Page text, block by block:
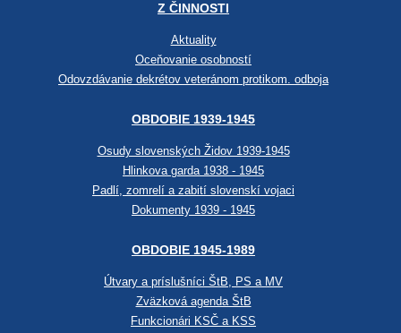
Z ČINNOSTI
Aktuality
Oceňovanie osobností
Odovzdávanie dekrétov veteránom protikom. odboja
OBDOBIE 1939-1945
Osudy slovenských Židov 1939-1945
Hlinkova garda 1938 - 1945
Padlí, zomrelí a zabití slovenskí vojaci
Dokumenty 1939 - 1945
OBDOBIE 1945-1989
Útvary a príslušníci ŠtB, PS a MV
Zväzková agenda ŠtB
Funkcionári KSČ a KSS